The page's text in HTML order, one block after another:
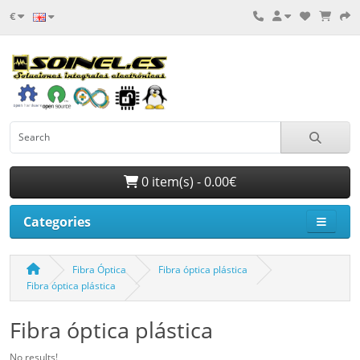
€
0 item(s) - 0.00€
Categories
Fibra Óptica
Fibra óptica plástica
Fibra óptica plástica
Fibra óptica plástica
No results!